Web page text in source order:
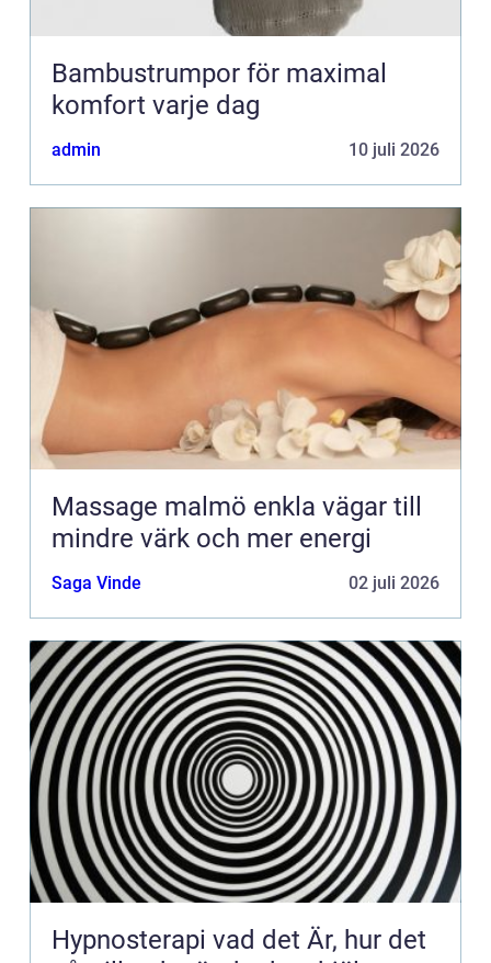
Bambustrumpor för maximal
komfort varje dag
admin 10 juli 2026
Massage malmö enkla vägar till
mindre värk och mer energi
Saga Vinde 02 juli 2026
Hypnosterapi vad det Är, hur det